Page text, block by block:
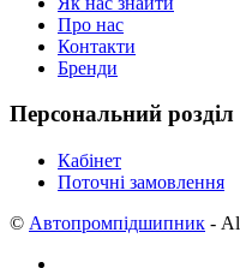
Про нас
Контакти
Бренди
Персональний розділ
Кабінет
Поточні замовлення
© Автопромпідшипник -